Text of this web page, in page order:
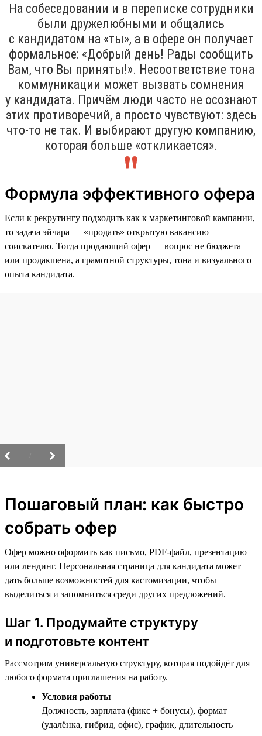
На собеседовании и в переписке сотрудники
были дружелюбными и общались
с кандидатом на «ты», а в офере он получает
формальное: «Добрый день! Рады сообщить
Вам, что Вы приняты!». Несоответствие тона
коммуникации может вызвать сомнения
у кандидата. Причём люди часто не осознают
этих противоречий, а просто чувствуют: здесь
что-то не так. И выбирают другую компанию,
которая больше «откликается».
Формула эффективного офера
Если к рекрутингу подходить как к маркетинговой кампании,
то задача эйчара — «продать» открытую вакансию
соискателю. Тогда продающий офер — вопрос не бюджета
или продакшена, а грамотной структуры, тона и визуального
опыта кандидата.
Пошаговый план: как быстро
собрать офер
Офер можно оформить как письмо, PDF-файл, презентацию
или лендинг. Персональная страница для кандидата может
дать больше возможностей для кастомизации, чтобы
выделиться и запомниться среди других предложений.
Шаг 1. Продумайте структуру
и подготовьте контент
Рассмотрим универсальную структуру, которая подойдёт для
любого формата приглашения на работу.
Условия работы
Должность, зарплата (фикс + бонусы), формат
(удалёнка, гибрид, офис), график, длительность